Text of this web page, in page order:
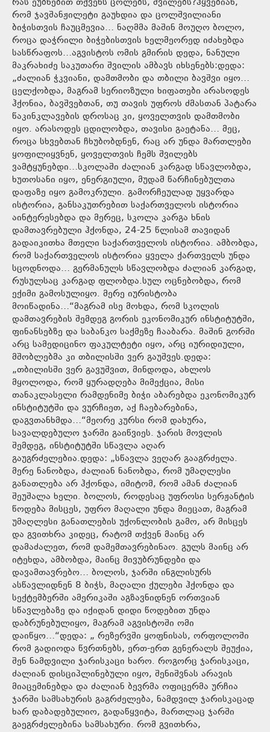
რას ეუბნებით თქვენს ცოლებს, შვილებს?ჰყვებიან,
რომ ჯავშანჟილეტი გაუხდია და ცოლშვილიანი
ბიჭისთვის ჩაუცმევია… ნაღმმა მაშინ მოუღო ბოლო,
როცა დაჭრილი ბიჭებისთვის ხელმეორედ იძახებდა
სასწრაფოს…აგვისტოს ომის გმირის დედა, ნანული
მაკრახიძე საკუთარი შვილის ამბავს იხსენებს:დედა:
„ძალიან ჭკვიანი, დამთმობი და თბილი ბავშვი იყო…
ცელქობდა, მაგრამ სერიოზული ხიფათები არასოდეს
ჰქონია, ბავშვებთან, თუ თავის უფროს ძმასთან პატარა
წაკინკლავების დროსაც კი, ყოველთვის დამთმობი
იყო. არასოდეს ცდილობდა, თავისი გაეტანა… მეც,
როცა სხვებთან ჩხუბობდნენ, რაც არ უნდა მართლები
ყოფილიყვნენ, ყოველთვის ჩემს შვილებს
ვამტყუნებდი…სკოლაში ძალიან კარგად სწავლობდა,
ხუთოსანი იყო, ენერგიული, მუდამ წარჩინებულთა
დაფაზე იყო გამოკრული. გამორჩეულად უყვარდა
ისტორია, განსაკუთრებით საქართველოს ისტორია
აინტერესებდა და მერეც, სკოლა კარგა ხნის
დამთავრებული ჰქონდა, 24-25 წლისამ თავიდან
გადაიკითხა მთელი საქართველოს ისტორია. ამბობდა,
რომ საქართველოს ისტორია ყველა ქართველს უნდა
სცოდნოდა… გერმანულს სწავლობდა ძალიან კარგად,
რუსულსაც კარგად ფლობდა.სულ ოცნებობდა, რომ
ექიმი გამოსულიყო. მერე იურისტობა
მოიწადინა…“მაგრამ ისე მოხდა, რომ სკოლის
დამთავრების შემდეგ გორის ეკონომიკურ ინსტიტუტში,
ფინანსებზე და საბანკო საქმეზე ჩააბარა. მაშინ გორში
არც სამედიცინო ფაკულტეტი იყო, არც იურიდიული,
მშობლებმა კი თბილისში ვერ გაუშვეს.დედა:
„თბილისში ვერ გავუშვით, მინდოდა, ახლოს
მყოლოდა, რომ ყურადღება მიმექცია, მისი
თანაკლასელი რამდენიმე ბიჭი აბარებდა ეკონომიკურ
ინსტიტუტში და ვურჩიეთ, აქ ჩაებარებინა,
დაგვთანხმდა…“მეორე კურსი რომ დახურა,
სავალდებულო ჯარში გაიწვიეს. ჯარის მოვლის
შემდეგ, ინსტიტუტში სწავლა აღარ
გაუგრძელებია.დედა: „სწავლა ვეღარ გააგრძელა.
მერე ნანობდა, ძალიან ნანობდა, რომ უმაღლესი
განათლება არ ჰქონდა, იმიტომ, რომ ამან ძალიან
შეუშალა ხელი. ბოლოს, როდესაც უფროსი სერჟანტის
წოდება მისცეს, უფრო მაღალი უნდა მიეცათ, მაგრამ
უმაღლესი განათლების უქონლობის გამო, არ მისცეს
და გვითხრა კიდეც, რატომ თქვენ მაინც არ
დამაძალეთ, რომ დამემთავრებინაო. გულს მაინც არ
იტეხდა, ამბობდა, მაინც მივუბრუნდები და
დავამთავრებო… ბოლოს, ჯარში ინგლისურს
ასწავლიდნენ 8 ბიჭს, მაღალი ქულები ჰქონდა და
სექტემბერში ამერიკაში აგზავნიდნენ ორთვიან
სწავლებაზე და იქიდან დიდი წოდებით უნდა
დაბრუნებულიყო, მაგრამ აგვისტოში ომი
დაიწყო…“დედა: „ რეზერვში ყოფნისას, ორფოლოში
რომ გადიოდა წვრთნებს, ერთ-ერთ გენერალს შეუქია,
შენ ნამდვილი ჯარისკაცი ხარო. როგორც ჯარისკაცი,
ძალიან დისციპლინებული იყო, შენიშვნას არავის
მიაცემინებდა და ძალიან ბევრმა ოფიცერმა ურჩია
ჯარში სამსახურის გაგრძელება, ნამდვილ ჯარისკაცად
ხარ დაბადებულიო, გადაწყვიტა, მართლაც ჯარში
გაეგრძელებინა სამსახური. რომ გვითხრა,